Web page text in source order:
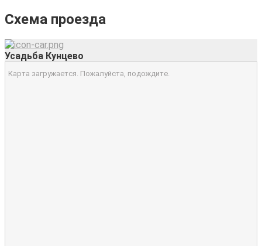
Схема проезда
Усадьба Кунцево
Карта загружается. Пожалуйста, подождите.